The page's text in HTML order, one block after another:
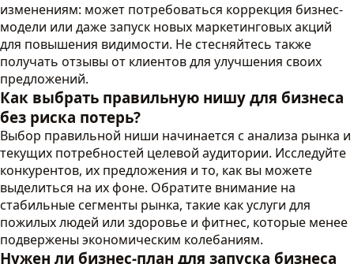
изменениям: может потребоваться коррекция бизнес-
модели или даже запуск новых маркетинговых акций
для повышения видимости. Не стесняйтесь также
получать отзывы от клиентов для улучшения своих
предложений.
Как выбрать правильную нишу для бизнеса
без риска потерь?
Выбор правильной ниши начинается с анализа рынка и
текущих потребностей целевой аудитории. Исследуйте
конкурентов, их предложения и то, как вы можете
выделиться на их фоне. Обратите внимание на
стабильные сегменты рынка, такие как услуги для
пожилых людей или здоровье и фитнес, которые менее
подвержены экономическим колебаниям.
Нужен ли бизнес-план для запуска бизнеса